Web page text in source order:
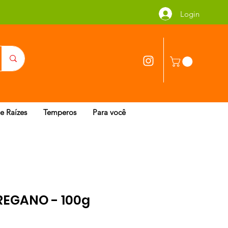
Login
Raízes Temperos Para você
- 100g